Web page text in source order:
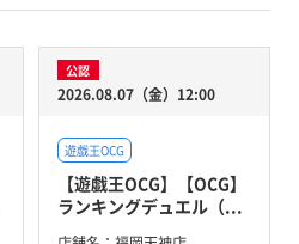
公認
2026.08.07（金）12:00
遊戯王OCG
【遊戯王OCG】【OCG】
ランキングデュエル（...